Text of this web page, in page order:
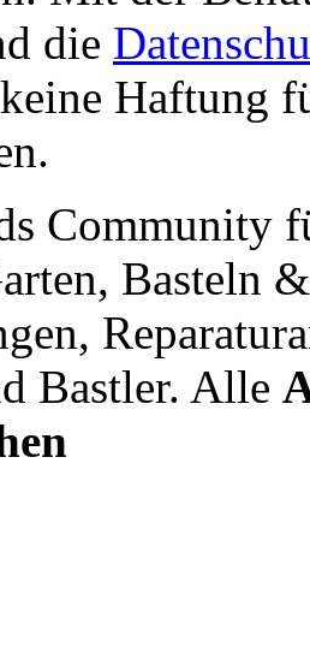
die
Haftung
Community
Basteln
Bastler. Alle